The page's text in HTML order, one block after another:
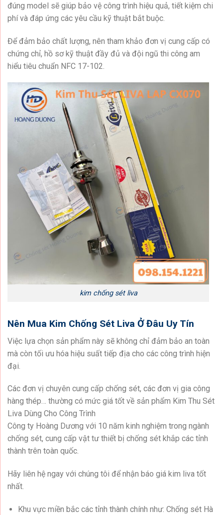
đúng model sẽ giúp bảo vệ công trình hiệu quả, tiết kiệm chi
phí và đáp ứng các yêu cầu kỹ thuật bắt buộc.
Để đảm bảo chất lượng, nên tham khảo đơn vị cung cấp có
chứng chỉ, hồ sơ kỹ thuật đầy đủ và đội ngũ thi công am
hiểu tiêu chuẩn NFC 17-102.
kim chống sét liva
Nên Mua Kim Chống Sét Liva Ở Đâu Uy Tín
Việc lựa chọn sản phẩm này sẽ không chỉ đảm bảo an toàn
mà còn tối ưu hóa hiệu suất tiếp địa cho các công trình hiện
đại.
Các đơn vị chuyên cung cấp chống sét, các đơn vị gia công
hàng thép… thường có mức giá tốt về sản phẩm Kim Thu Sét
Liva Dùng Cho Công Trình
Công ty Hoàng Dương với 10 năm kinh nghiệm trong ngành
chống sét, cung cấp vật tư thiết bị chống sét khắp các tỉnh
thành trên toàn quốc.
Hãy liên hệ ngay với chúng tôi để nhận báo giá kim liva tốt
nhất.
Khu vực miền bắc các tỉnh thành chính như: Chống sét Hà